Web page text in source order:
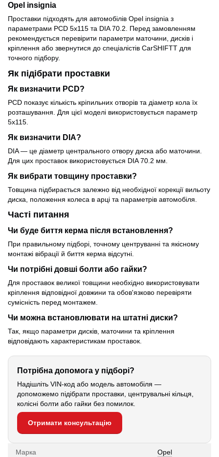
Opel insignia
Проставки підходять для автомобілів Opel insignia з
параметрами PCD 5x115 та DIA 70.2. Перед замовленням
рекомендується перевірити параметри маточини, дисків і
кріплення або звернутися до спеціалістів CarSHIFTT для
точного підбору.
Як підібрати проставки
Як визначити PCD?
PCD показує кількість кріпильних отворів та діаметр кола їх
розташування. Для цієї моделі використовується параметр
5x115.
Як визначити DIA?
DIA — це діаметр центрального отвору диска або маточини.
Для цих проставок використовується DIA 70.2 мм.
Як вибрати товщину проставки?
Товщина підбирається залежно від необхідної корекції вильоту
диска, положення колеса в арці та параметрів автомобіля.
Часті питання
Чи буде биття керма після встановлення?
При правильному підборі, точному центруванні та якісному
монтажі вібрації й биття керма відсутні.
Чи потрібні довші болти або гайки?
Для проставок великої товщини необхідно використовувати
кріплення відповідної довжини та обов'язково перевіряти
сумісність перед монтажем.
Чи можна встановлювати на штатні диски?
Так, якщо параметри дисків, маточини та кріплення
відповідають характеристикам проставок.
Потрібна допомога у підборі?
Надішліть VIN-код або модель автомобіля —
допоможемо підібрати проставки, центрувальні кільця,
колісні болти або гайки без помилок.
Отримати консультацію
Марка Opel